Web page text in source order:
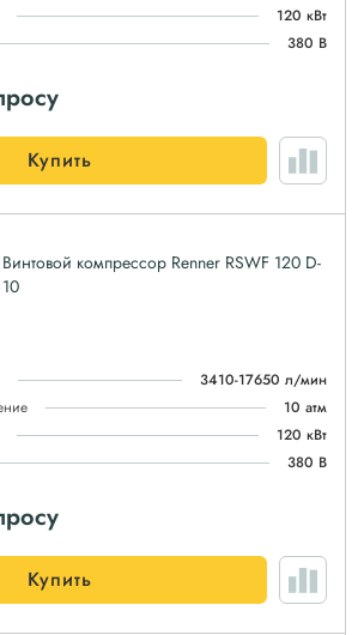
120 кВт
380 В
Купить
Винтовой компрессор Renner RSWF 120 D-
10
3410-17650 л/мин
10 атм
120 кВт
380 В
Купить